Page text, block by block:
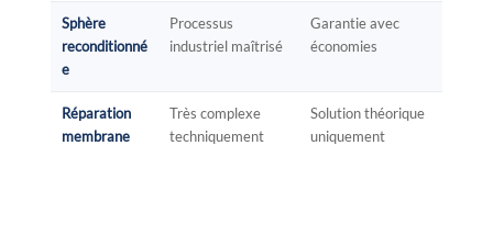
Sphère
reconditionné
e
Processus
industriel maîtrisé
Garantie avec
économies
Réparation
membrane
Très complexe
techniquement
Solution théorique
uniquement